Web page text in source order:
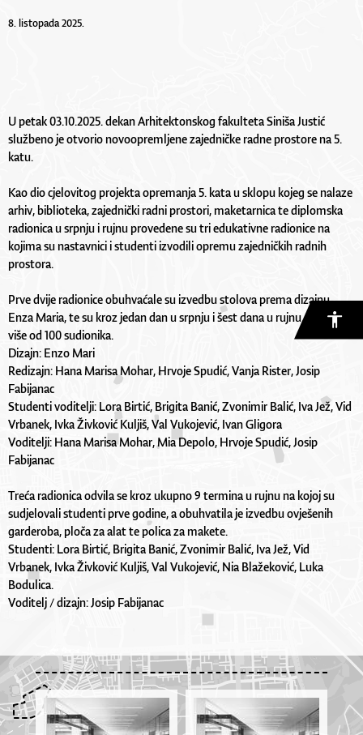
8. listopada 2025.
U petak 03.10.2025. dekan Arhitektonskog fakulteta Siniša Justić
službeno je otvorio novoopremljene zajedničke radne prostore na 5.
katu.
Kao dio cjelovitog projekta opremanja 5. kata u sklopu kojeg se nalaze
arhiv, biblioteka, zajednički radni prostori, maketarnica te diplomska
radionica u srpnju i rujnu provedene su tri edukativne radionice na
kojima su nastavnici i studenti izvodili opremu zajedničkih radnih
prostora.
Prve dvije radionice obuhvaćale su izvedbu stolova prema dizajnu
Enza Maria, te su kroz jedan dan u srpnju i šest dana u rujnu okupile
više od 100 sudionika.
Dizajn: Enzo Mari
Redizajn: Hana Marisa Mohar, Hrvoje Spudić, Vanja Rister, Josip
Fabijanac
Studenti voditelji: Lora Birtić, Brigita Banić, Zvonimir Balić, Iva Jež, Vid
Vrbanek, Ivka Živković Kuljiš, Val Vukojević, Ivan Gligora
Voditelji: Hana Marisa Mohar, Mia Depolo, Hrvoje Spudić, Josip
Fabijanac
Treća radionica odvila se kroz ukupno 9 termina u rujnu na kojoj su
sudjelovali studenti prve godine, a obuhvatila je izvedbu ovješenih
garderoba, ploča za alat te polica za makete.
Studenti: Lora Birtić, Brigita Banić, Zvonimir Balić, Iva Jež, Vid
Vrbanek, Ivka Živković Kuljiš, Val Vukojević, Nia Blažeković, Luka
Bodulica.
Voditelj / dizajn: Josip Fabijanac